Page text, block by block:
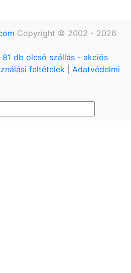
Copyright © 2002 - 2026
db olcsó szállás - akciós
feltételek
Adatvédelmi